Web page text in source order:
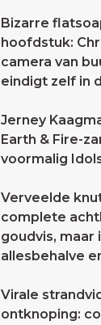
Bizarre
hoofdstuk:
camera van
eindigt zelf in
Jerney
Earth & Fire-
voormalig
Verveelde
complete
goudvis, maar
allesbehalve
Virale
ontknoping: